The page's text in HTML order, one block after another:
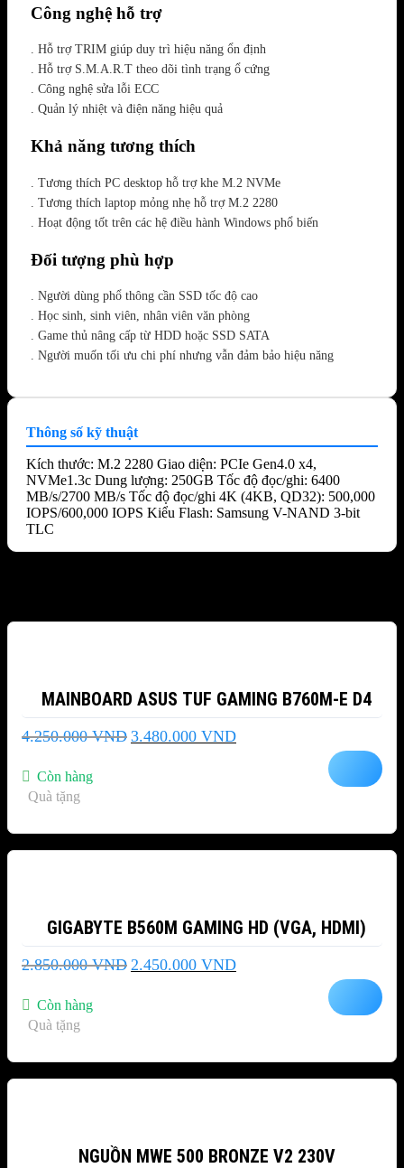
Công nghệ hỗ trợ
. Hỗ trợ TRIM giúp duy trì hiệu năng ổn định
. Hỗ trợ S.M.A.R.T theo dõi tình trạng ổ cứng
. Công nghệ sửa lỗi ECC
. Quản lý nhiệt và điện năng hiệu quả
Khả năng tương thích
. Tương thích PC desktop hỗ trợ khe M.2 NVMe
. Tương thích laptop mỏng nhẹ hỗ trợ M.2 2280
. Hoạt động tốt trên các hệ điều hành Windows phổ biến
Đối tượng phù hợp
. Người dùng phổ thông cần SSD tốc độ cao
. Học sinh, sinh viên, nhân viên văn phòng
. Game thủ nâng cấp từ HDD hoặc SSD SATA
. Người muốn tối ưu chi phí nhưng vẫn đảm bảo hiệu năng
Thông số kỹ thuật
Kích thước: M.2 2280 Giao diện: PCIe Gen4.0 x4,
NVMe1.3c Dung lượng: 250GB Tốc độ đọc/ghi: 6400
MB/s/2700 MB/s Tốc độ đọc/ghi 4K (4KB, QD32): 500,000
IOPS/600,000 IOPS Kiểu Flash: Samsung V-NAND 3-bit
TLC
MAINBOARD ASUS TUF GAMING B760M-E D4
4.250.000VND Giá
3.480.000 VNDGiá
Còn hàng
Quà tặng
GIGABYTE B560M GAMING HD (VGA, HDMI)
2.850.000VND Giá
2.450.000 VNDGiá
Còn hàng
Quà tặng
NGUỒN MWE 500 BRONZE V2 230V